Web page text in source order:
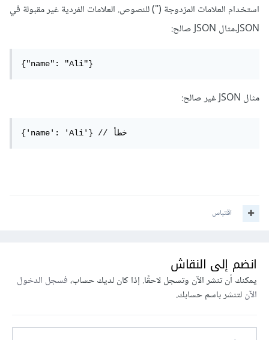
استخدام العلامات المزدوجة (") للنصوص. العلامات الفردية غير مقبولة في
JSON.مثال JSON صالح:
{"name": "Ali"}
مثال JSON غير صالح:
{'name': 'Ali'} // خطأ
اقتباس
انضم إلى النقاش
يمكنك أن تنشر الآن وتسجل لاحقًا. إذا كان لديك حساب،فسجل الدخول
الآنلتنشر باسم حسابك.